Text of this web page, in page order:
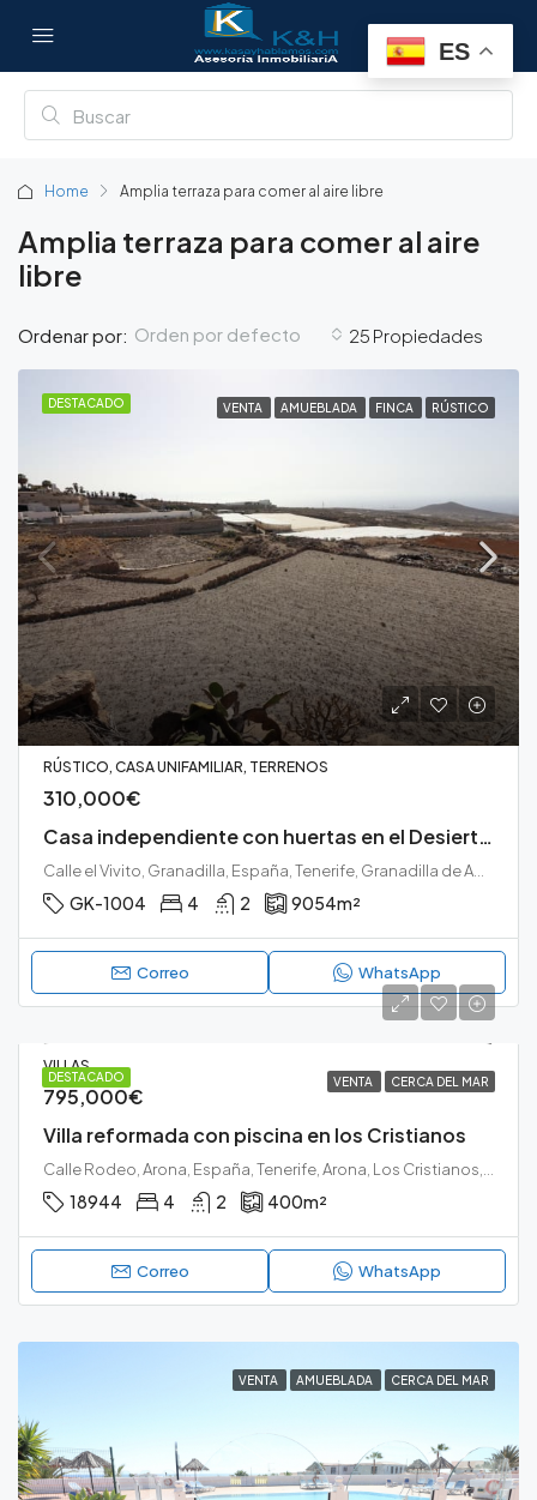
Home Amplia terraza para comer al aire libre
Amplia terraza para comer al aire
libre
25 Propiedades
Ordenar por: Orden por defecto
DESTACADO VENTA AMUEBLADA FINCA RÚSTICO
RÚSTICO, CASA UNIFAMILIAR, TERRENOS
310,000€
Casa independiente con huertas en el Desierto de Granadilla.
GK-1004 4 2 9054m²
Correo WhatsApp
DESTACADO VENTA CERCA DEL MAR
VILLAS
795,000€
Villa reformada con piscina en los Cristianos
18944 4 2 400m²
Correo WhatsApp
VENTA AMUEBLADA CERCA DEL MAR
ES